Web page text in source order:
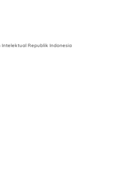
Intelektual Republik Indonesia